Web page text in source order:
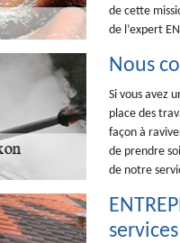
de cette
de l’expert
Nous
Si vous avez
place des
façon à
de prendre
de notre